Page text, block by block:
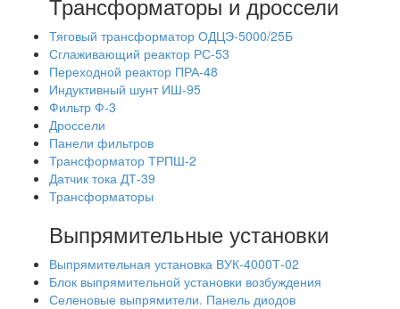
Тяговый трансформатор ОДЦЭ-5000/25Б
Сглаживающий реактор РС-53
Переходной реактор ПРА-48
Индуктивный шунт ИШ-95
Фильтр Ф-3
Дроссели
Панели фильтров
Трансформатор ТРПШ-2
Датчик тока ДТ-39
Трансформаторы
Выпрямительные установки
Выпрямительная установка ВУК-4000Т-02
Блок выпрямительной установки возбуждения
Селеновые выпрямители. Панель диодов